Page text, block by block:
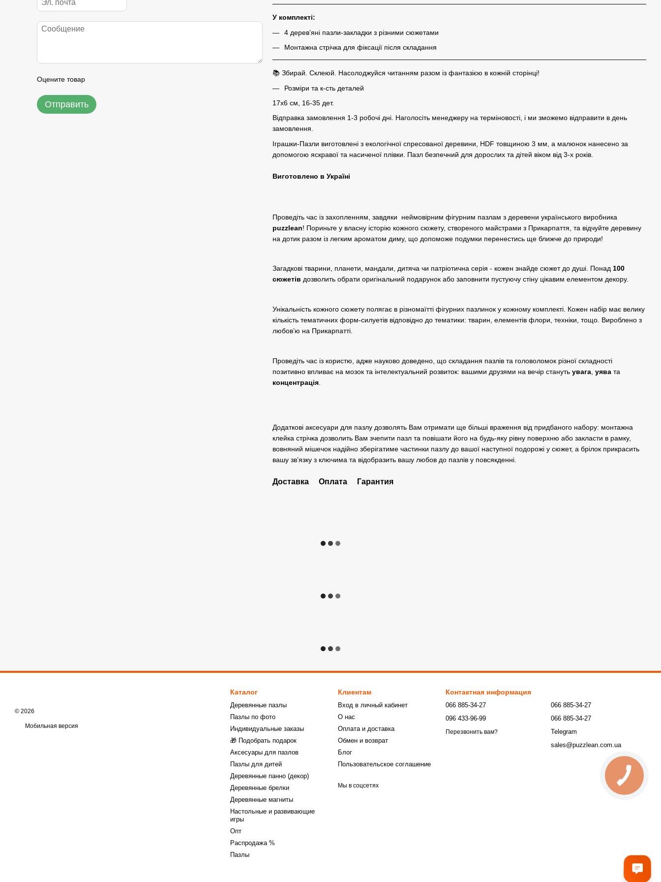
Оцените товар
Отправить
У комплекті:
4 дерев’яні пазли-закладки з різними сюжетами
Монтажна стрічка для фіксації після складання
📚 Збирай. Склеюй. Насолоджуйся читанням разом із фантазією в кожній сторінці!
Розміри та к-сть деталей
17х6 см, 16-35 дет.
Відправка замовлення 1-3 робочі дні. Наголосіть менеджеру на терміновості, і ми зможемо відправити в день
замовлення.
Іграшки-Пазли виготовлені з екологічної спресованої деревини, HDF товщиною 3 мм, а малюнок нанесено за
допомогою яскравої та насиченої плівки. Пазл безпечний для дорослих та дітей віком від 3-х років.
Виготовлено в Україні
Проведіть час із захопленням, завдяки неймовірним фігурним пазлам з деревени українського виробника
puzzlean! Пориньте у власну історію кожного сюжету, створеного майстрами з Прикарпаття, та відчуйте деревину
на дотик разом із легким ароматом диму, що допоможе подумки перенестись ще ближче до природи!
Загадкові тварини, планети, мандали, дитяча чи патріотична серія - кожен знайде сюжет до душі. Понад100
сюжетів дозволить обрати оригінальний подарунок або заповнити пустуючу стіну цікавим елементом декору.
Унікальність кожного сюжету полягає в різномаїтті фігурних пазлинок у кожному комплекті. Кожен набір має велику
кількість тематичних форм-силуетів відповідно до тематики: тварин, елементів флори, техніки, тощо. Вироблено з
любов’ю на Прикарпатті.
Проведіть час із користю, адже науково доведено, що складання пазлів та головоломок різної складності
позитивно впливає на мозок та інтелектуальний розвиток: вашими друзями на вечір станутьувага, уявата
концентрація.
Додаткові аксесуари для пазлу дозволять Вам отримати ще більші враження від придбаного набору: монтажна
клейка стрічка дозволить Вам зчепити пазл та повішати його на будь-яку рівну поверхню або закласти в рамку,
вовняний мішечок надійно зберігатиме частинки пазлу до вашої наступної подорожі у сюжет, а брілок прикрасить
вашу зв’язку з ключима та відобразить вашу любов до пазлів у повсякденні.
Доставка Оплата Гарантия
© 2026
Мобильная версия
Каталог
Деревянные пазлы
Пазлы по фото
Индивидуальные заказы
🎁 Подобрать подарок
Аксесуары для пазлов
Пазлы для дитей
Деревянные панно (декор)
Деревянные брелки
Деревянные магниты
Настольные и развивающие
игры
Опт
Распродажа %
Пазлы
Клиентам
Вход в личный кабинет
О нас
Оплата и доставка
Обмен и возврат
Блог
Пользовательское соглашение
Мы в соцсетях
Контактная информация
066 885-34-27
096 433-96-99
Перезвонить вам?
066 885-34-27
066 885-34-27
Telegram
sales@puzzlean.com.ua